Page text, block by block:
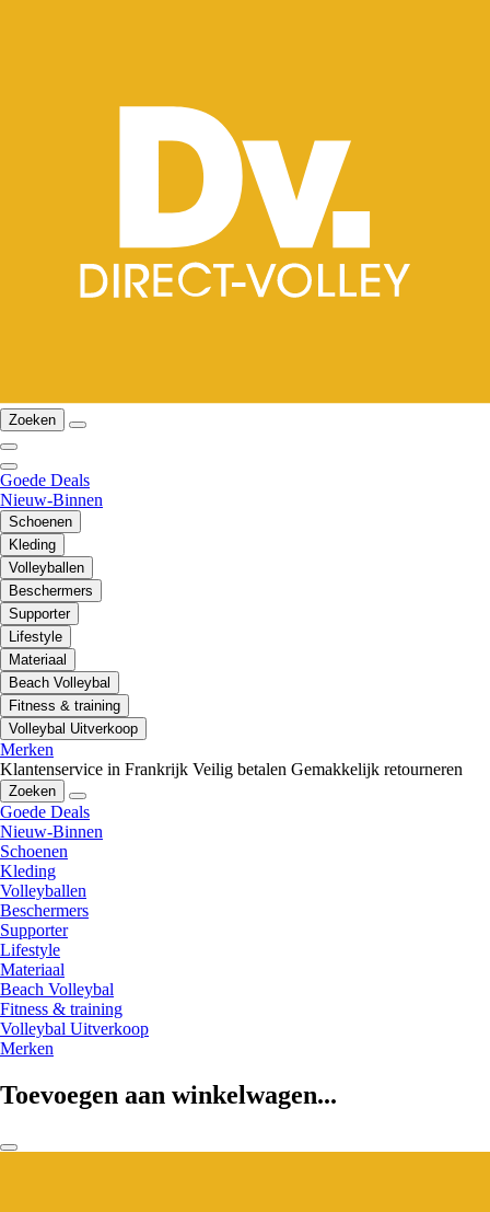
Zoeken
Goede Deals
Nieuw-Binnen
Schoenen
Kleding
Volleyballen
Beschermers
Supporter
Lifestyle
Materiaal
Beach Volleybal
Fitness & training
Volleybal Uitverkoop
Merken
Klantenservice in Frankrijk Veilig betalen Gemakkelijk retourneren
Zoeken
Goede Deals
Nieuw-Binnen
Schoenen
Kleding
Volleyballen
Beschermers
Supporter
Lifestyle
Materiaal
Beach Volleybal
Fitness & training
Volleybal Uitverkoop
Merken
Toevoegen aan winkelwagen...